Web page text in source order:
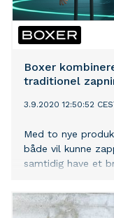
Boxer
traditionel
3.9.2020 12:50:52
Med to nye
både vil kunne
samtidig have et